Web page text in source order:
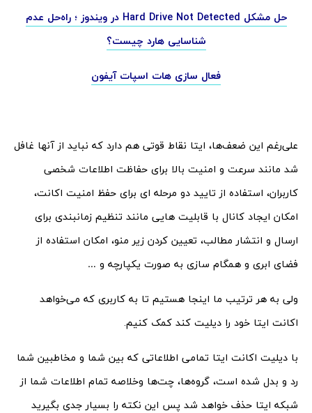
حل مشکل Hard Drive Not Detected در ویندوز ؛ راه‌حل عدم
شناسایی هارد چیست؟
فعال سازی هات اسپات آیفون
علی‌رغم این ضعف‌ها، ایتا نقاط قوتی هم دارد که نباید از آنها غافل
شد مانند سرعت و امنیت بالا برای حفاظت اطلاعات شخصی
کاربران، استفاده از تایید دو مرحله ای برای حفظ امنیت اکانت،
امکان ایجاد کانال با قابلیت هایی مانند تنظیم زمانبندی برای
ارسال و انتشار مطالب، تعیین کردن زیر منو، امکان استفاده از
فضای ابری و همگام سازی به صورت یکپارچه و …
ولی به هر ترتیب ما اینجا هستیم تا به کاربری که می‌خواهد
اکانت ایتا خود را دیلیت کند کمک کنیم.
با دیلیت اکانت ایتا تمامی اطلاعاتی که بین شما و مخاطبین شما
رد و بدل شده است، گروه‌ها، چت‌ها وخلاصه تمام اطلاعات شما از
شبکه ایتا حذف خواهد شد پس این نکته را بسیار جدی بگیرید